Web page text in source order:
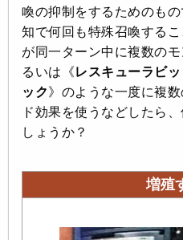
喚の抑制をするためのも
知で何回も特殊召喚する
が同一ターン中に複数の
るいは《レスキューラビッ
ック》のような一度に複
ド効果を使うなどしたら
しょうか？
増殖